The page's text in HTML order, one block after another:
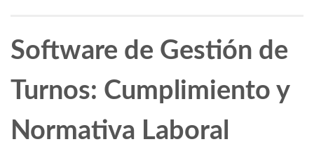
Software de Gestión de
Turnos: Cumplimiento y
Normativa Laboral